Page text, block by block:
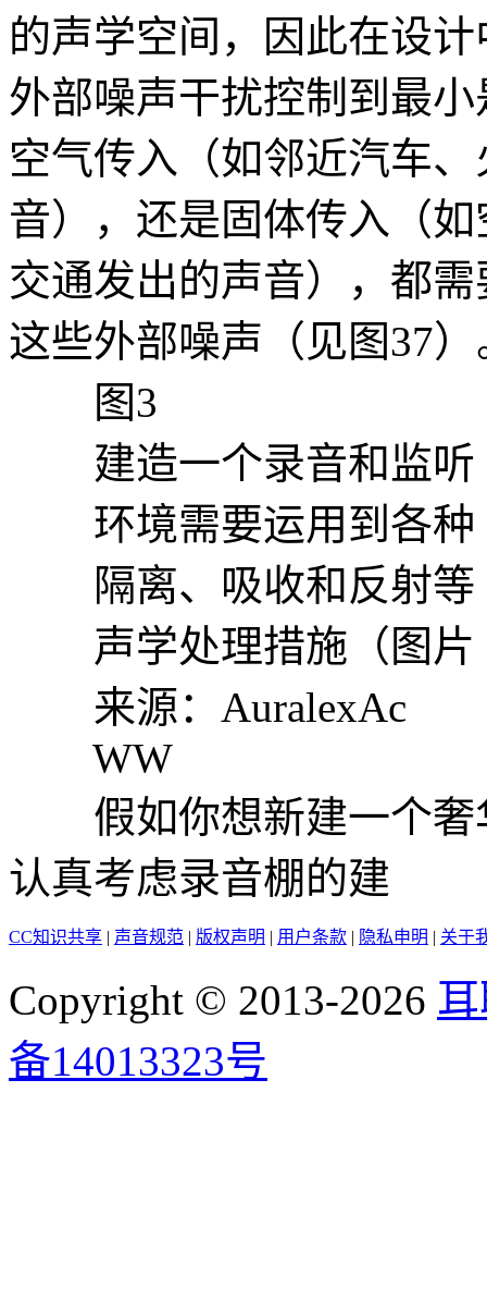
的声学空间，因此在设
外部噪声干扰控制到最
空气传入（如邻近汽车
音），还是固体传入（
交通发出的声音），都
这些外部噪声（见图37）
图3
建造一个录音和监听
环境需要运用到各种
隔离、吸收和反射等
声学处理措施（图片
来源：AuralexAc
WW
假如你想新建一个奢
认真考虑录音棚的建
CC知识共享 | 声音规范 | 版权声明 | 用户条款 | 隐私申明 | 关于
Copyright © 2013-2026
备14013323号